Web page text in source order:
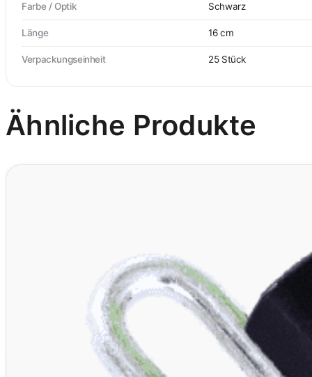
Farbe / Optik Schwarz
Länge 16 cm
Verpackungseinheit 25 Stück
Ähnliche Produkte